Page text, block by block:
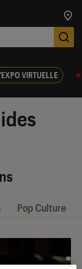
VIRTUELLE
Pop Culture